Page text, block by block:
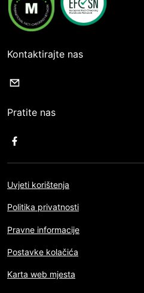
Kontaktirajte nas
Pratite nas
Uvjeti korištenja
Politika privatnosti
Pravne informacije
Postavke kolačića
Karta web mjesta